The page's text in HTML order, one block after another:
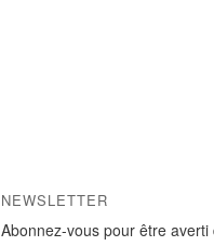
NEWSLETTER
Abonnez-vous pour être